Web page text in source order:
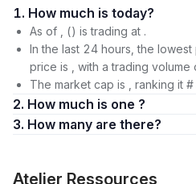
1. How much is today?
As of , () is trading at .
In the last 24 hours, the
price is , with a trading volume
The market cap is , ranking it
2. How much is one ?
3. How many are there?
Atelier Ressources